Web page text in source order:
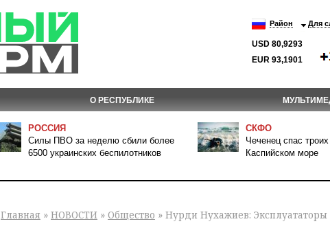
Район Для
USD 80,9293
EUR 93,1901
О РЕСПУБЛИКЕ
РОССИЯ
Силы ПВО за неделю сбили более
6500 украинских беспилотников
СКФО
Чеченец спас
Каспийском море
Главная » НОВОСТИ » Общество » Нурди Нухажиев: